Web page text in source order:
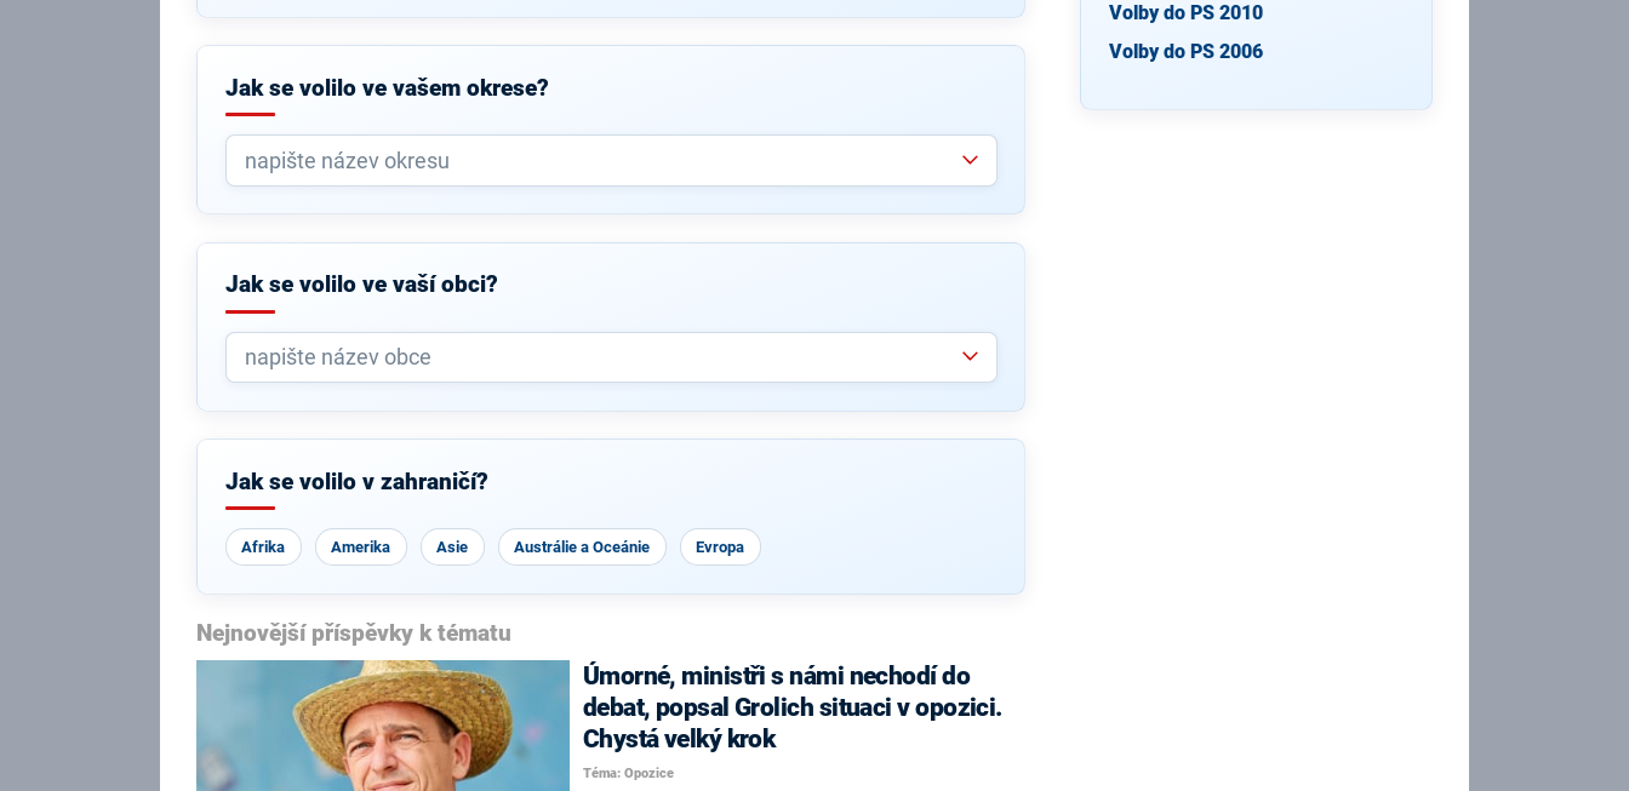
Jak se volilo ve vašem okrese?
Jak se volilo ve vaší obci?
Jak se volilo v zahraničí?
Afrika Amerika Asie Austrálie a Oceánie Evropa
Nejnovější příspěvky k tématu
Úmorné, ministři s námi nechodí do
debat, popsal Grolich situaci v opozici.
Chystá velký krok
Téma: Opozice
Volby do PS 2010
Volby do PS 2006